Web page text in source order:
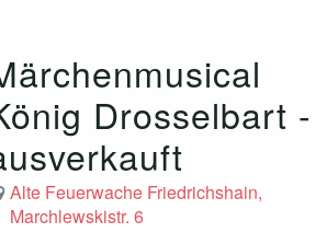
Drosselbart -
Alte Feuerwache Friedrichshain,
Marchlewskistr. 6